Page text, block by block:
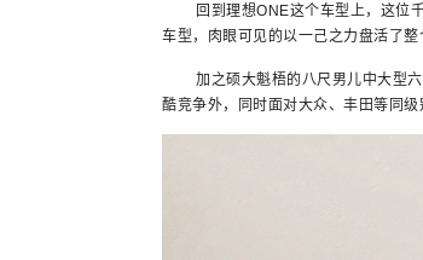
回到理想ONE这个车型上，这位千
车型，肉眼可见的以一己之力盘活了整
加之硕大魁梧的八尺男儿中大型六
酷竞争外，同时面对大众、丰田等同级